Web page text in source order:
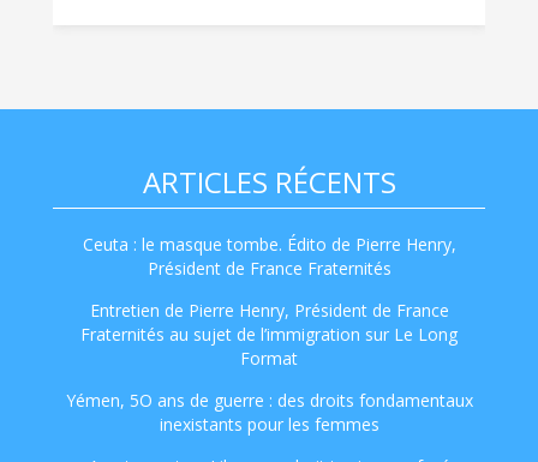
ARTICLES RÉCENTS
Ceuta : le masque tombe. Édito de Pierre Henry,
Président de France Fraternités
Entretien de Pierre Henry, Président de France
Fraternités au sujet de l’immigration sur Le Long
Format
Yémen, 5O ans de guerre : des droits fondamentaux
inexistants pour les femmes